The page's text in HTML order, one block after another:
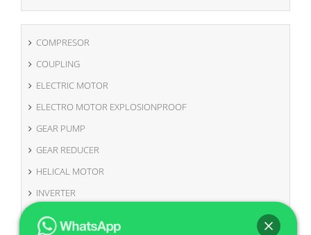
COMPRESOR
COUPLING
ELECTRIC MOTOR
ELECTRO MOTOR EXPLOSIONPROOF
GEAR PUMP
GEAR REDUCER
HELICAL MOTOR
INVERTER
MOTOR VIBRATOR